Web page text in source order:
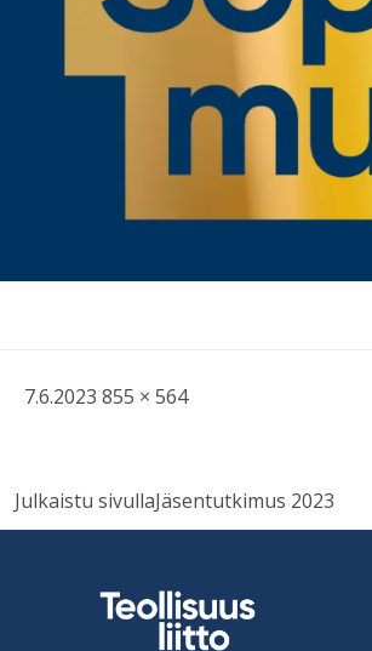
Kirjoitettu
7.6.2023 Täysikokoinen
855 × 564
Artikkelien
Julkaistu sivullaJäsentutkimus 2023